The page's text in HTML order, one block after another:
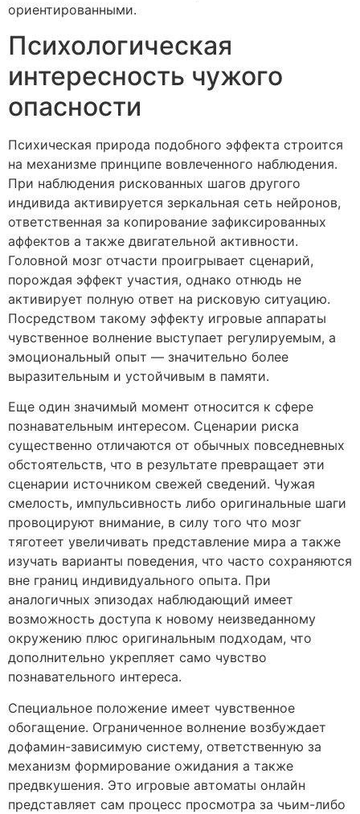
ориентированными.
Психологическая
интересность чужого
опасности
Психическая природа подобного эффекта строится
на механизме принципе вовлеченного наблюдения.
При наблюдения рискованных шагов другого
индивида активируется зеркальная сеть нейронов,
ответственная за копирование зафиксированных
аффектов а также двигательной активности.
Головной мозг отчасти проигрывает сценарий,
порождая эффект участия, однако отнюдь не
активирует полную ответ на рисковую ситуацию.
Посредством такому эффекту игровые аппараты
чувственное волнение выступает регулируемым, а
эмоциональный опыт — значительно более
выразительным и устойчивым в памяти.
Еще один значимый момент относится к сфере
познавательным интересом. Сценарии риска
существенно отличаются от обычных повседневных
обстоятельств, что в результате превращает эти
сценарии источником свежей сведений. Чужая
смелость, импульсивность либо оригинальные шаги
провоцируют внимание, в силу того что мозг
тяготеет увеличивать представление мира а также
изучать варианты поведения, что часто сохраняются
вне границ индивидуального опыта. При
аналогичных эпизодах наблюдающий имеет
возможность доступа к новому неизведанному
окружению плюс оригинальным подходам, что
дополнительно укрепляет само чувство
познавательного интереса.
Специальное положение имеет чувственное
обогащение. Ограниченное волнение возбуждает
дофамин-зависимую систему, ответственную за
механизм формирование ожидания а также
предвкушения. Это игровые автоматы онлайн
представляет сам процесс просмотра за чьим-либо